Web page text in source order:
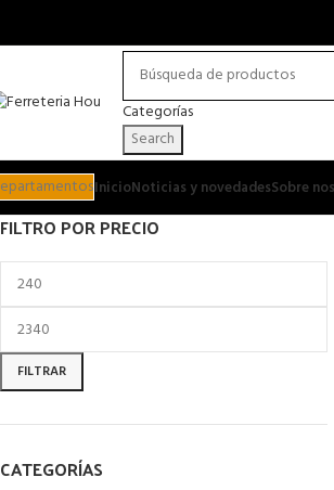
Categorías
Search
InicioNoticias y novedadesSobre
FILTRO POR PRECIO
FILTRAR
CATEGORÍAS